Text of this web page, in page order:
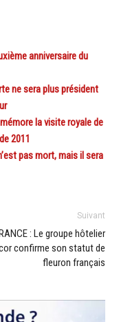
anniversaire du
ne sera plus président
la visite royale de
2011
pas mort, mais il sera
Suivant
: Le groupe hôtelier
confirme son statut de
fleuron français